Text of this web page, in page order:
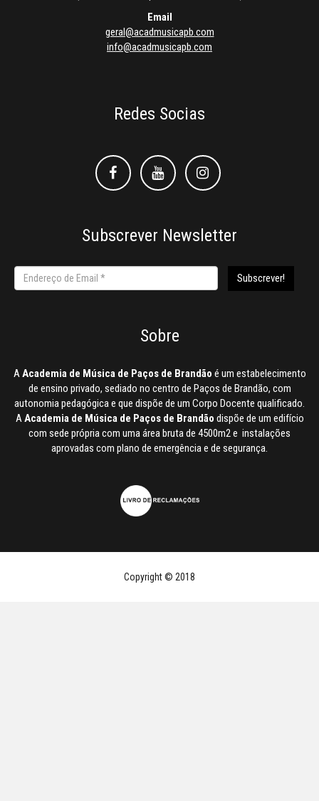
Email
geral@acadmusicapb.com
info@acadmusicapb.com
Redes Socias
FacebookFacebookInstagram
Subscrever Newsletter
Sobre
AAcademia de Música de Paços de Brandão é um estabelecimento
de ensino privado, sediado no centro de Paços de Brandão, com
autonomia pedagógica e que dispõe de um Corpo Docente qualificado.
AAcademia de Música de Paços de Brandão dispõe de um edifício
com sede própria com uma área bruta de 4500m2 e instalações
aprovadas com plano de emergência e de segurança.
Copyright © 2018